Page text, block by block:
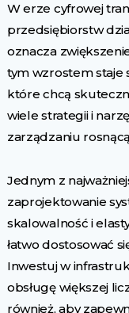
W erze cyfrowej
przedsiębiorstw
oznacza
tym wzrostem staje
które chcą
wiele strategii i
zarządzaniu
Jednym z
zaprojektowanie
skalowalność i
łatwo dostosować
Inwestuj w
obsługę większej
również, aby